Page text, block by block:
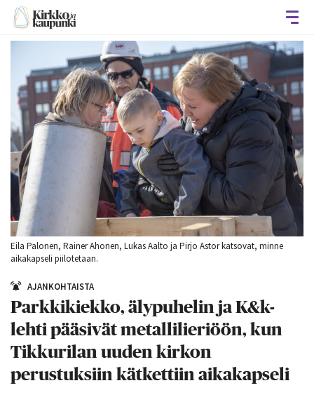
Eila Palonen, Rainer Ahonen, Lukas Aalto ja Pirjo Astor katsovat, minne
aikakapseli piilotetaan.
AJANKOHTAISTA
Parkkikiekko, älypuhelin ja K&k-
lehti pääsivät metallilieriöön, kun
Tikkurilan uuden kirkon
perustuksiin kätkettiin aikakapseli